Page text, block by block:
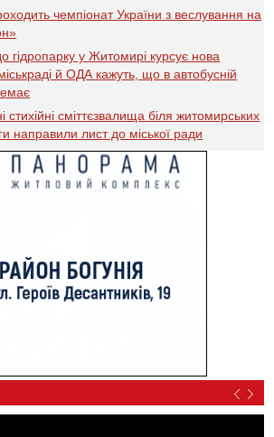
чемпіонат України з веслування на
гідропарку у Житомирі курсує нова
й ОДА кажуть, що в автобусній
стихійні сміттєзвалища біля житомирських
направили лист до міської ради